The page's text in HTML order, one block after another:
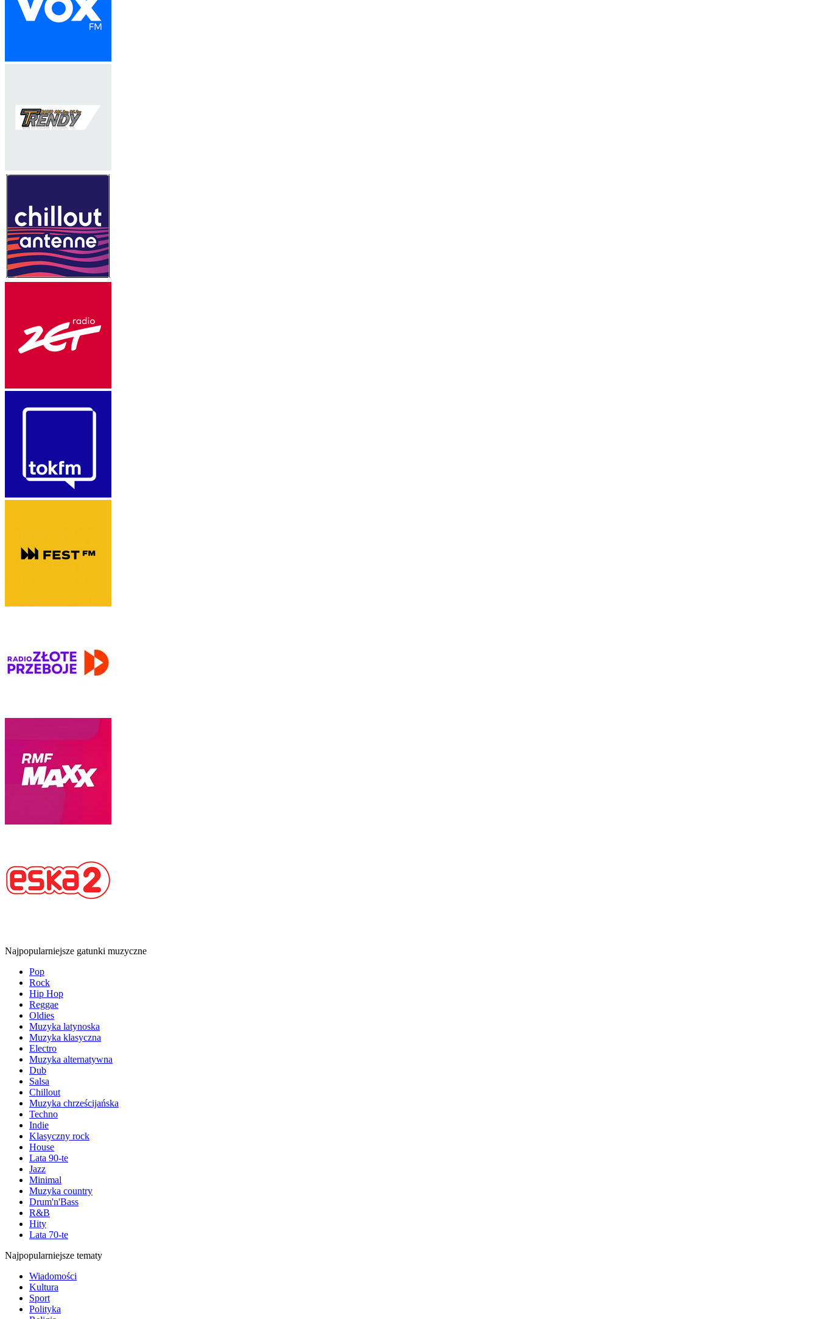
Najpopularniejsze gatunki muzyczne
Pop
Rock
Hip Hop
Reggae
Oldies
Muzyka latynoska
Muzyka klasyczna
Electro
Muzyka alternatywna
Dub
Salsa
Chillout
Muzyka chrześcijańska
Techno
Indie
Klasyczny rock
House
Lata 90-te
Jazz
Minimal
Muzyka country
Drum'n'Bass
R&B
Hity
Lata 70-te
Najpopularniejsze tematy
Wiadomości
Kultura
Sport
Polityka